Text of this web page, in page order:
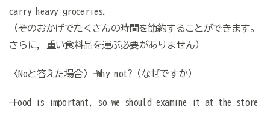
carry heavy groceries.
（─そのおかげでたくさんの時間を節約することができます。
さらに，重い食料品を運ぶ必要がありません）
〈Noと答えた場合〉→ Why not?（なぜですか）
─ Food is important, so we should examine it at the store